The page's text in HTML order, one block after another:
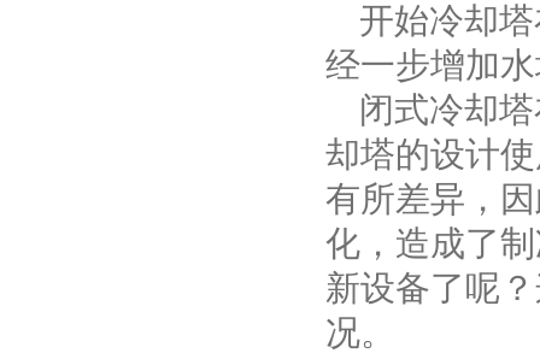
开始冷却塔
经一步增加
闭式冷却塔
却塔的设计
有所差异，
化，造成了
新设备了呢
况。